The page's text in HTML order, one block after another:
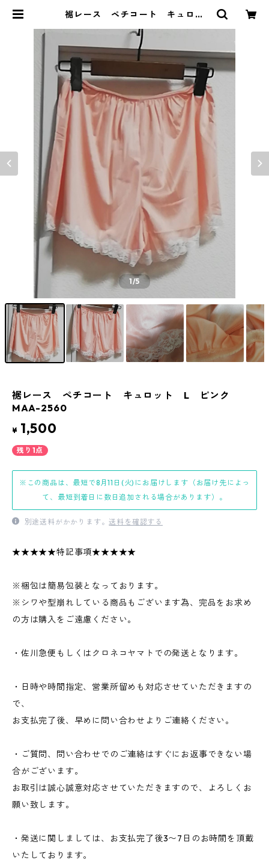
裾レース ペチコート キュロッ
UCK PRODUCE
1/5
裾レース ペチコート キュロット L ピンク
MAA-2560
¥ 1,500
残り1点
※この商品は、最短で8月11日(火)にお届けします（お届け先によっ
て、最短到着日に数日追加される場合があります）。
別途送料がかかります。送料を確認する
★★★★★特記事項★★★★★
※梱包は簡易包装となっております。
※シワや型崩れしている商品もございます為、完品をお求め
の方は購入をご遠慮ください。
・佐川急便もしくはクロネコヤマトでの発送となります。
・日時や時間指定、営業所留めも対応させていただきますの
で、
お支払完了後、早めに問い合わせよりご連絡ください。
・ご質問、問い合わせでのご連絡はすぐにお返事できない場
合がございます。
お取引は誠心誠意対応させていただきますので、よろしくお
願い致します。
・発送に関しましては、お支払完了後3〜7日のお時間を頂戴
いたしております。